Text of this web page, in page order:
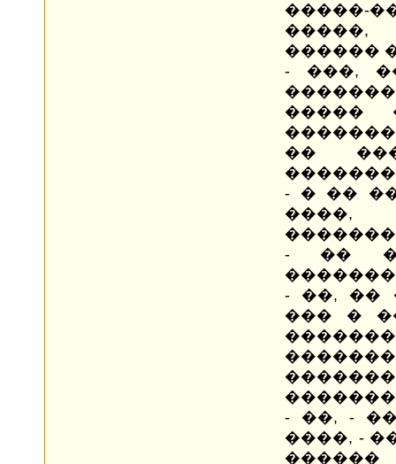
�����-
�����,
������
- ���,
�����
��
- � ��
- ��
- ��, ��
��� �
- ��, -
����, -